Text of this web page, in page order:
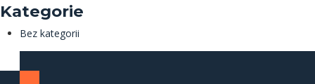
Kategorie
Bez kategorii